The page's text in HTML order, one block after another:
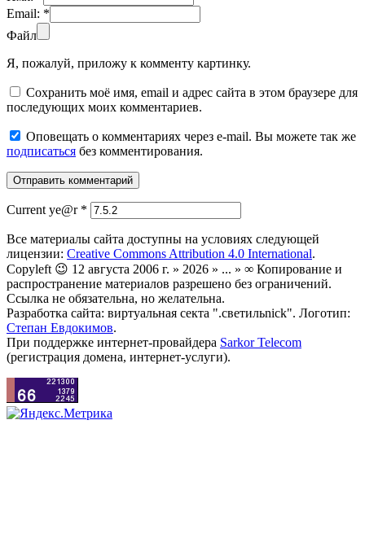
Email: *
Файл
Я, пожалуй, приложу к комменту картинку.
Сохранить моё имя, email и адрес сайта в этом браузере для
последующих моих комментариев.
Оповещать о комментариях через e-mail. Вы можете так же
подписаться без комментирования.
Current ye@r *
Все материалы сайта доступны на условиях следующей
лицензии: Creative Commons Attribution 4.0 International.
Copyleft 😉 12 августа 2006 г. » 2026 » ... » ∞ Копирование и
распространение материалов разрешено без ограничений.
Ссылка не обязательна, но желательна.
Разработка сайта: виртуальная секта ".светильnick". Логотип:
Степан Евдокимов.
При поддержке интернет-провайдера Sarkor Telecom
(регистрация домена, интернет-услуги).